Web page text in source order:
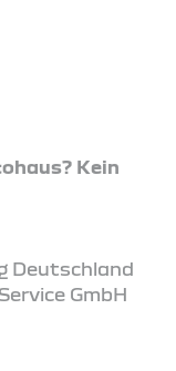
Kein
Deutschland
GmbH